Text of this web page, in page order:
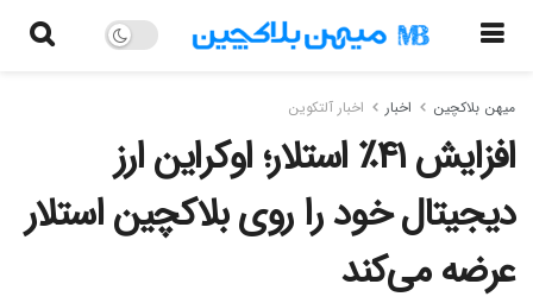
میهن بلاکچین اخبار اخبار آلتکوین
افزایش ۴۱٪ استلار؛ اوکراین ارز
دیجیتال خود را روی بلاکچین استلار
عرضه می‌کند